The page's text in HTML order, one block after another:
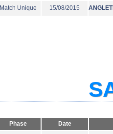
Match Unique 15/08/2015
Phase Date